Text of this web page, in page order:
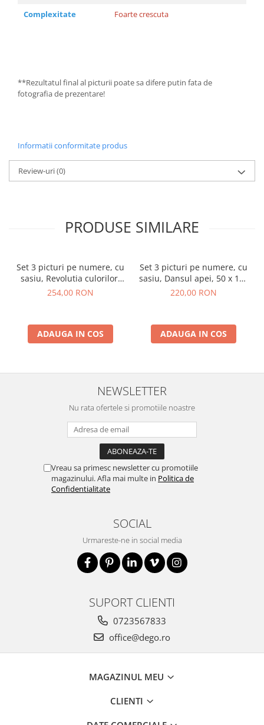
Complexitate
Foarte crescuta
**Rezultatul final al picturii poate sa difere putin fata de
fotografia de prezentare!
Informatii conformitate produs
Review-uri(0)
PRODUSE SIMILARE
Set 3 picturi pe numere, cu
sasiu, Revolutia culorilor,
50x150 cm
254,00 RON
ADAUGA IN COS
Set 3 picturi pe numere, cu
sasiu, Dansul apei, 50 x 120
cm
220,00 RON
ADAUGA IN COS
NEWSLETTER
Nu rata ofertele si promotiile noastre
Vreau sa primesc newsletter cu promotiile
magazinului. Afla mai multe in Politica de
Confidentialitate
SOCIAL
Urmareste-ne in social media
SUPORT CLIENTI
0723567833
office@dego.ro
MAGAZINUL MEU
CLIENTI